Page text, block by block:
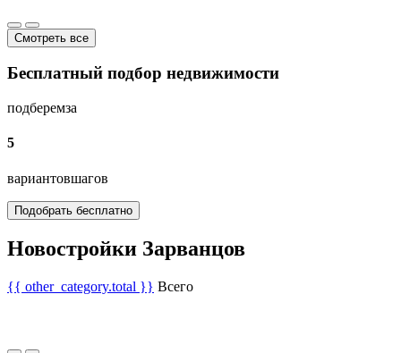
Смотреть все
Бесплатный подбор недвижимости
подберемза
5
вариантовшагов
Подобрать бесплатно
Новостройки Зарванцов
{{ other_category.total }} Всего